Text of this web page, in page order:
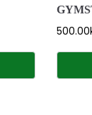
500.00